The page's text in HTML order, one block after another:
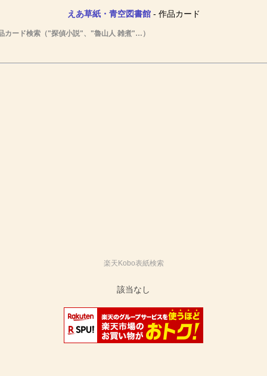
えあ草紙・青空図書館- 作品カード
カード検索（"探偵小説"、"魯山人 雑煮"…）
楽天Kobo表紙検索